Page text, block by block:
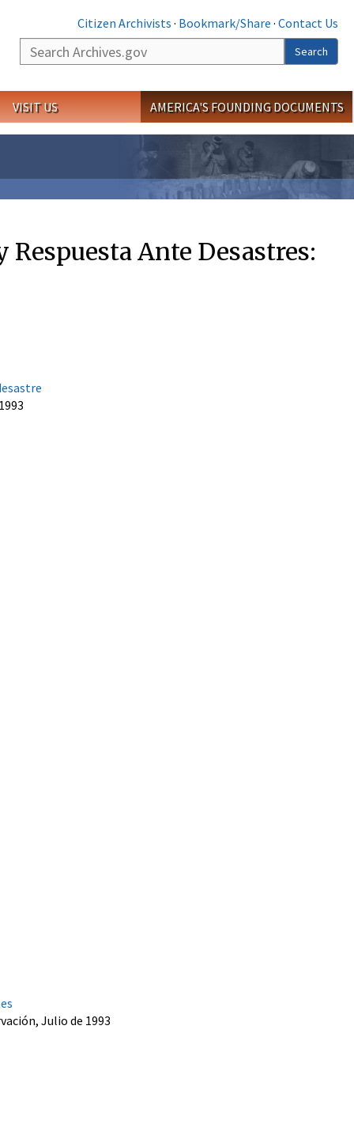
Citizen Archivists · Bookmark/Share · Contact Us
Search
Search
VISIT US AMERICA'S FOUNDING DOCUMENTS
Ante Desastres:
Julio de 1993